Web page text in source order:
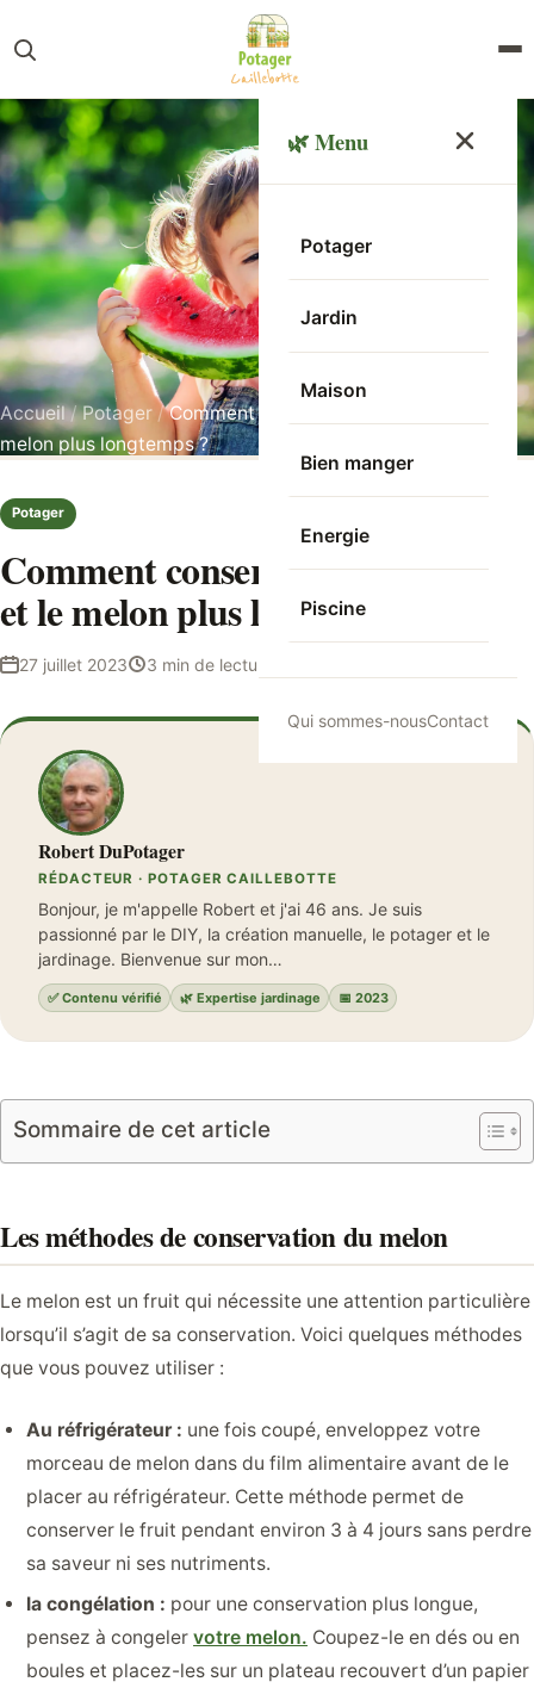
🌿 Menu
Potager
Jardin
Maison
Bien manger
Energie
Piscine
Qui sommes-nousContact
Accueil / Potager / Comment conserver la pastèque et le
melon plus longtemps ?
Potager
Comment conserver la pastèque
et le melon plus longtemps ?
27 juillet 2023 3 min de lecture
Robert DuPotager
RÉDACTEUR · POTAGER CAILLEBOTTE
Bonjour, je m'appelle Robert et j'ai 46 ans. Je suis
passionné par le DIY, la création manuelle, le potager et le
jardinage. Bienvenue sur mon…
✅ Contenu vérifié 🌿 Expertise jardinage 📅 2023
Sommaire de cet article
Les méthodes de conservation du melon
Le melon est un fruit qui nécessite une attention particulière
lorsqu’il s’agit de sa conservation. Voici quelques méthodes
que vous pouvez utiliser :
Au réfrigérateur : une fois coupé, enveloppez votre
morceau de melon dans du film alimentaire avant de le
placer au réfrigérateur. Cette méthode permet de
conserver le fruit pendant environ 3 à 4 jours sans perdre
sa saveur ni ses nutriments.
la congélation : pour une conservation plus longue,
pensez à congelervotre melon. Coupez-le en dés ou en
boules et placez-les sur un plateau recouvert d’un papier